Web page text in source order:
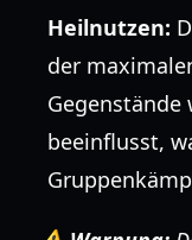
Heilnutzen:
der
Gegenstände
beeinflusst,